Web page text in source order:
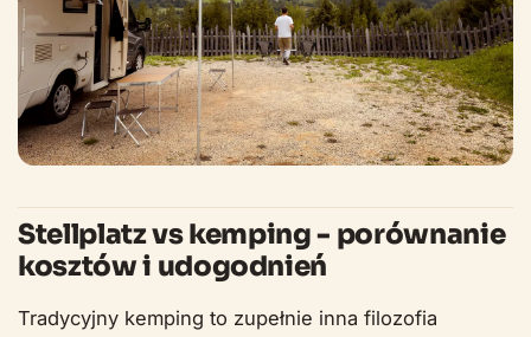
Stellplatz vs kemping - porównanie
kosztów i udogodnień
Tradycyjny kemping to zupełnie inna filozofia